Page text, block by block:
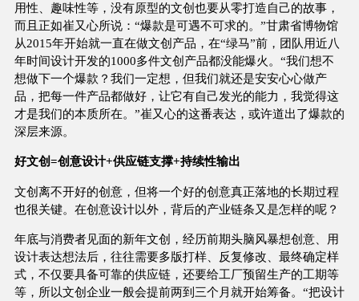
用性、趣味性等，没有原型的文创也要从零打造自己的故事，
而且正如崔又心所说：“爆款是可遇不可求的。”甘肃省博物馆
从2015年开始就一直在做文创产品，在“绿马”前，团队用近八
年时间设计开发的1000多件文创产品都没能爆火。“我们想不
想做下一个爆款？我们一定想，但我们就还是安安心心做产
品，把每一件产品都做好，让它有自己发光的能力，我觉得这
才是我们的本质所在。”崔又心的这番表达，或许道出了爆款的
深层来源。
好文创=创意设计+供应链支撑+持续性输出
文创离不开好的创意，但将一个好的创意真正落地的长期过程
也很关键。在创意设计以外，背后的产业链条又是怎样的呢？
年底与消费者见面的新年文创，经历前期头脑风暴想创意、用
设计表达想法后，往往需要多版打样、反复修改、最终确定样
式，不仅要具备可靠的供应链，还要给工厂预留生产的工期等
等，所以文创企业一般会提前两到三个月就开始筹备。“把设计